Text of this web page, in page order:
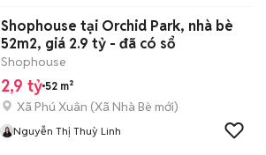
Shophouse tại Orchid Park, nhà bè
52m2, giá 2.9 tỷ - đã có sổ
Shophouse
2,9 tỷ 52 m²
Xã Phú Xuân (Xã Nhà Bè mới)
Nguyễn Thị Thuỳ Linh